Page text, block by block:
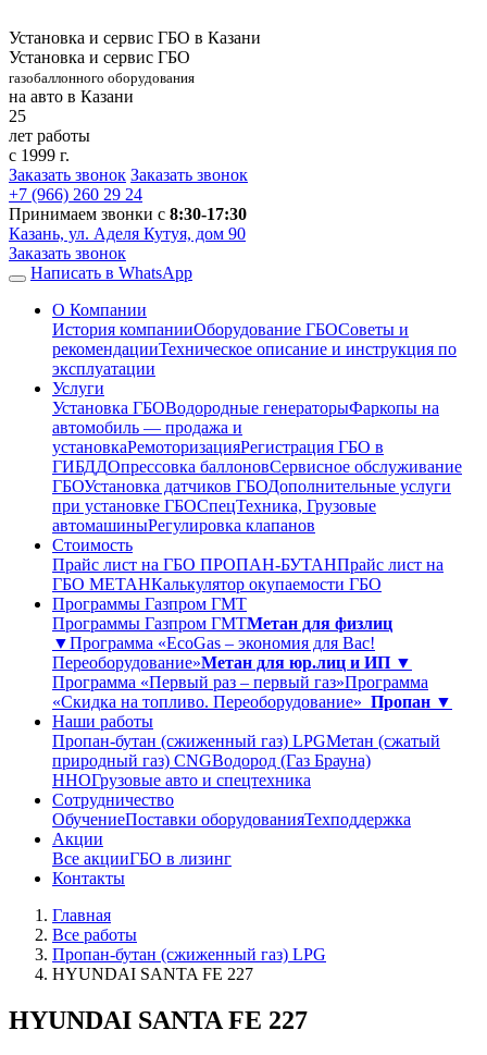
Установка и сервис ГБО в Казани
Установка и сервис ГБО
газобаллонного оборудования
на авто в Казани
25
лет работы
с 1999 г.
Заказать звонок Заказать звонок
+7 (966) 260 29 24
Принимаем звонки с 8:30-17:30
Казань, ул. Аделя Кутуя, дом 90
Заказать звонок
Написать в WhatsApp
О Компании
История компанииОборудование ГБОСоветы и
рекомендацииТехническое описание и инструкция по
эксплуатации
Услуги
Установка ГБОВодородные генераторыФаркопы на
автомобиль — продажа и
установкаРемоторизацияРегистрация ГБО в
ГИБДДОпрессовка баллоновСервисное обслуживание
ГБОУстановка датчиков ГБОДополнительные услуги
при установке ГБОСпецТехника, Грузовые
автомашиныРегулировка клапанов
Стоимость
Прайс лист на ГБО ПРОПАН-БУТАНПрайс лист на
ГБО МЕТАНКалькулятор окупаемости ГБО
Программы Газпром ГМТ
Программы Газпром ГМТМетан для физлиц
▼Программа «EcoGas – экономия для Вас!
Переоборудование»Метан для юр.лиц и ИП ▼
Программа «Первый раз – первый газ»Программа
«Скидка на топливо. Переоборудование» Пропан ▼
Наши работы
Пропан-бутан (сжиженный газ) LPGМетан (сжатый
природный газ) CNGВодород (Газ Брауна)
ННОГрузовые авто и спецтехника
Сотрудничество
ОбучениеПоставки оборудованияТехподдержка
Акции
Все акцииГБО в лизинг
Контакты
Главная
Все работы
Пропан-бутан (сжиженный газ) LPG
HYUNDAI SANTA FE 227
HYUNDAI SANTA FE 227